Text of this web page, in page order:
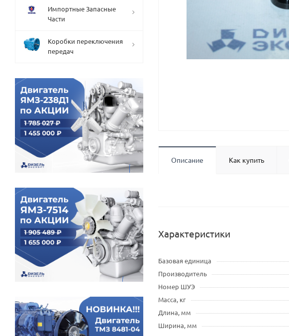
Описание Как купить
Характеристики
Базовая единица
Производитель
Номер ШУЭ
Масса, кг
Длина, мм
Ширина, мм
Импортные Запасные
Части
Коробки переключения
передач